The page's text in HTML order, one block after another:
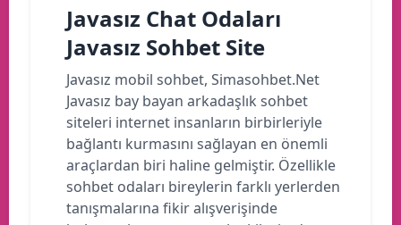
Javasız Chat Odaları
Javasız Sohbet Site
Javasız mobil sohbet, Simasohbet.Net
Javasız bay bayan arkadaşlık sohbet
siteleri internet insanların birbirleriyle
bağlantı kurmasını sağlayan en önemli
araçlardan biri haline gelmiştir. Özellikle
sohbet odaları bireylerin farklı yerlerden
tanışmalarına fikir alışverişinde